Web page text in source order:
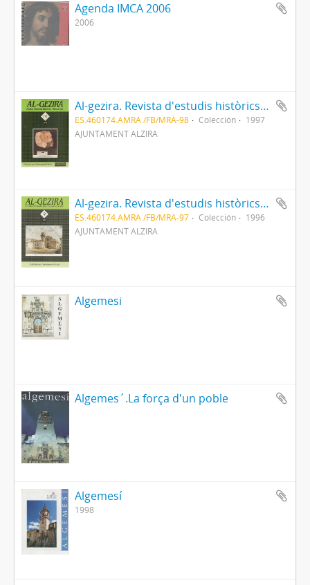
Agenda IMCA 2006
2006
Al-gezira. Revista d'estudis històrics- Ribera Alta 10
ES.460174.AMRA /FB/MRA-98 Colección
1997
AJUNTAMENT ALZIRA
Al-gezira. Revista d'estudis històrics-Ribera Alta 9
ES.460174.AMRA /FB/MRA-97 Colección
1996
AJUNTAMENT ALZIRA
Algemesi
Algemes´.La força d'un poble
Algemesí
1998